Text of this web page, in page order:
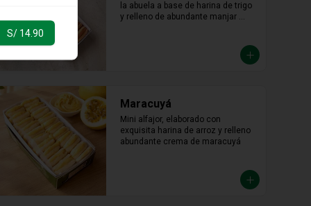
la abuela a base de harina de trigo
y relleno de abundante manjar
Maracuyá
Mini alfajor, elaborado con
exquisita harina de arroz y relleno
abundante crema de maracuyá
S/ 14.90